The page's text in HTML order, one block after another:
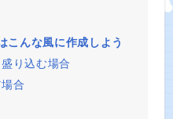
こんな風に作成しよう
り込む場合
合